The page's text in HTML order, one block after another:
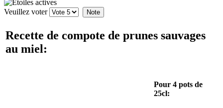
Veuillez voter
Recette de compote de prunes sauvages
au miel:
Pour 4 pots de
25cl: